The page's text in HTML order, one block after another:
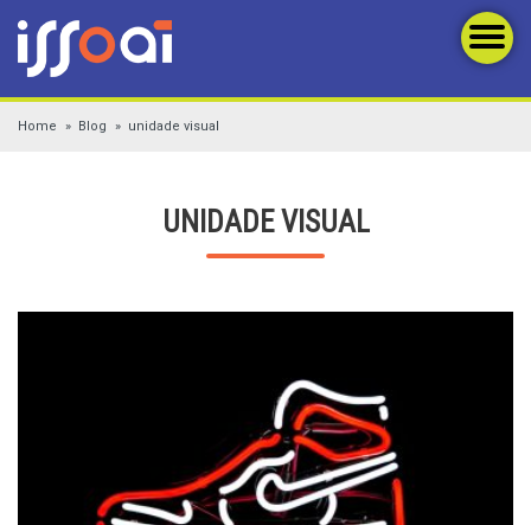
Home Blog unidade visual
UNIDADE VISUAL